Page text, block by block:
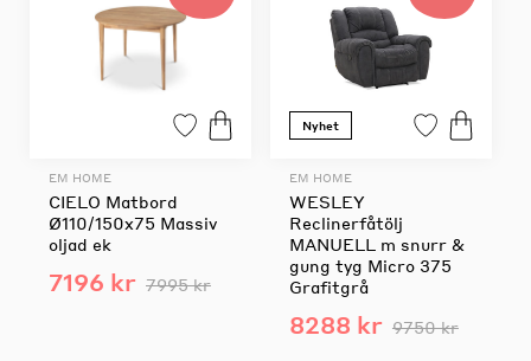
EM HOME
CIELO Matbord
Ø110/150x75 Massiv
oljad ek
7196 kr 7995 kr
Nyhet
EM HOME
WESLEY
Reclinerfåtölj
MANUELL m snurr &
gung tyg Micro 375
Grafitgrå
8288 kr 9750 kr